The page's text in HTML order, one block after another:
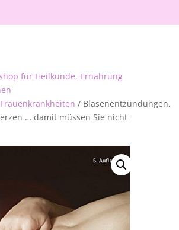
für Heilkunde, Ernährung
Frauenkrankheiten / Blasenentzündungen,
… damit müssen Sie nicht